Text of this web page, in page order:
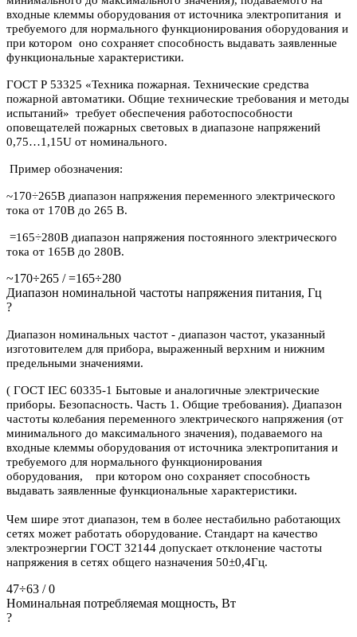
входные клеммы оборудования от источника электропитания и
требуемого для нормального функционирования оборудования и
при котором оно сохраняет способность выдавать заявленные
функциональные характеристики.
ГОСТ Р 53325 «Техника пожарная. Технические средства
пожарной автоматики. Общие технические требования и методы
испытаний» требует обеспечения работоспособности
оповещателей пожарных световых в диапазоне напряжений
0,75…1,15U от номинального.
Пример обозначения:
~170÷265В диапазон напряжения переменного электрического
тока от 170В до 265 В.
=165÷280В диапазон напряжения постоянного электрического
тока от 165В до 280В.
~170÷265 / =165÷280
Диапазон номинальной частоты напряжения питания, Гц
?
Диапазон номинальных частот - диапазон частот, указанный
изготовителем для прибора, выраженный верхним и нижним
предельными значениями.
( ГОСТ IEC 60335-1 Бытовые и аналогичные электрические
приборы. Безопасность. Часть 1. Общие требования). Диапазон
частоты колебания переменного электрического напряжения (от
минимального до максимального значения), подаваемого на
входные клеммы оборудования от источника электропитания и
требуемого для нормального функционирования
оборудования, при котором оно сохраняет способность
выдавать заявленные функциональные характеристики.
Чем шире этот диапазон, тем в более нестабильно работающих
сетях может работать оборудование. Стандарт на качество
электроэнергии ГОСТ 32144 допускает отклонение частоты
напряжения в сетях общего назначения 50±0,4Гц.
47÷63 / 0
Номинальная потребляемая мощность, Вт
?